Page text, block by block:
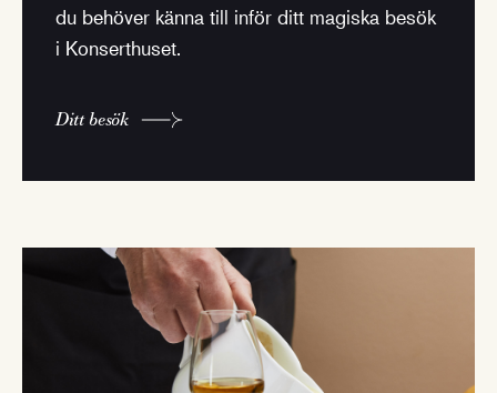
du behöver känna till inför ditt magiska besök
i Konserthuset.
Ditt besök